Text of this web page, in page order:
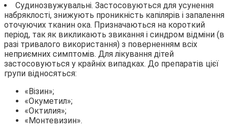
Судинозвужувальні. Застосовуються для усунення
набряклості, знижують проникність капілярів і запалення
оточуючих тканин ока. Призначаються на короткий
період, так як викликають звикання і синдром відміни (в
разі тривалого використання) з поверненням всіх
неприємних симптомів. Для лікування дітей
застосовуються у крайніх випадках. До препаратів цієї
групи відносяться:
«Візин»;
«Окуметил»;
«Октилия»;
«Монтевизин».